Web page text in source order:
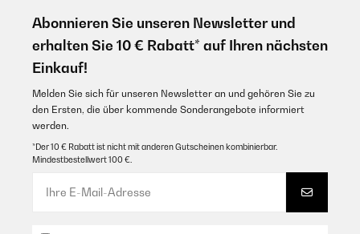
Abonnieren Sie unseren Newsletter und
erhalten Sie 10 € Rabatt* auf Ihren nächsten
Einkauf!
Melden Sie sich für unseren Newsletter an und gehören Sie zu
den Ersten, die über kommende Sonderangebote informiert
werden.
*Der 10 € Rabatt ist nicht mit anderen Gutscheinen kombinierbar.
Mindestbestellwert 100 €.